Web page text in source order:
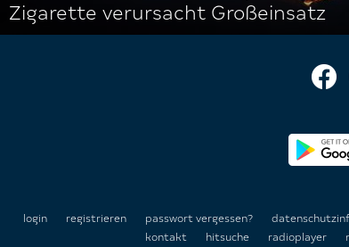
Zigarette verursacht Großeinsatz
login registrieren passwort vergessen?
kontakt
hitsuche radioplayer